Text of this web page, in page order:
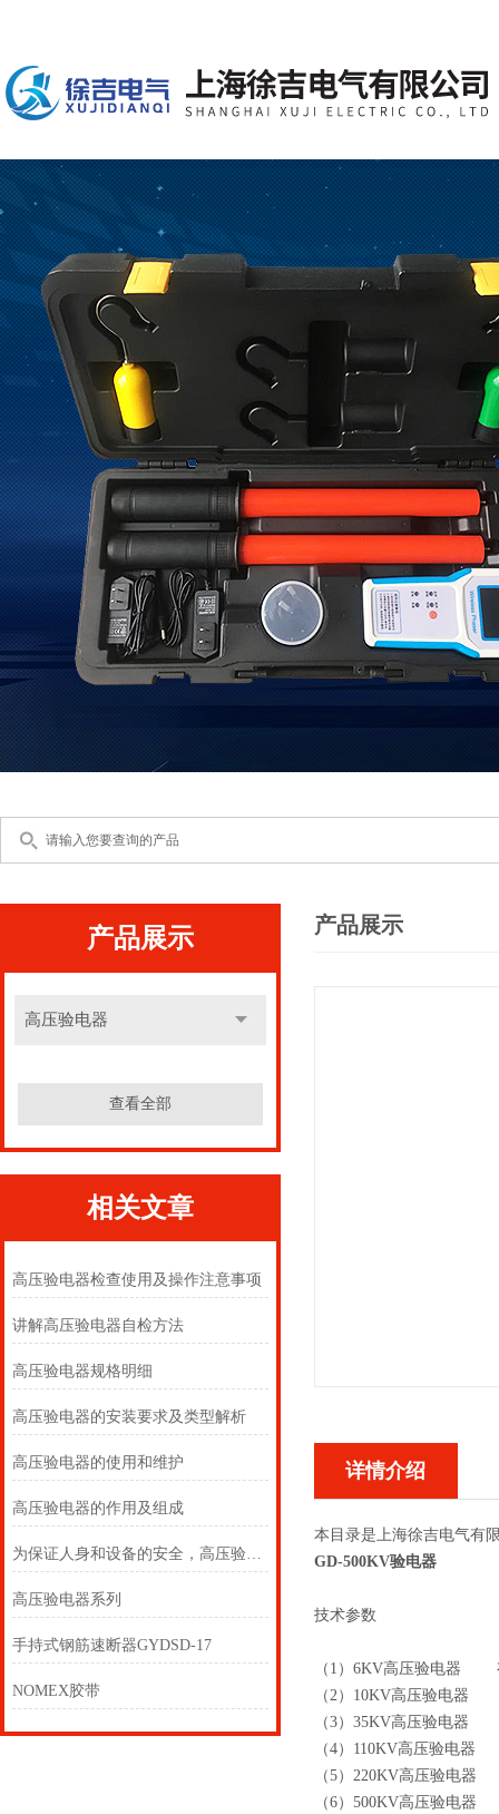
产品展示
高压验电器
查看全部
相关文章
高压验电器检查使用及操作注意事项
讲解高压验电器自检方法
高压验电器规格明细
高压验电器的安装要求及类型解析
高压验电器的使用和维护
高压验电器的作用及组成
为保证人身和设备的安全，高压验电器必须按规定的期限进行预防性试验
高压验电器系列
手持式钢筋速断器GYDSD-17
NOMEX胶带
产品展示
详情介绍
本目录是上海徐吉电气有
GD-500KV验电器
技术参数
（1）6KV高压验电器
（2）10KV高压验电器
（3）35KV高压验电器
（4）110KV高压验电
（5）220KV高压验电
（6）500KV高压验电器